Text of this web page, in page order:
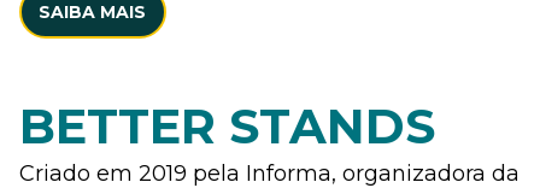
SAIBA MAIS
BETTER STANDS
Criado em 2019 pela Informa, organizadora da